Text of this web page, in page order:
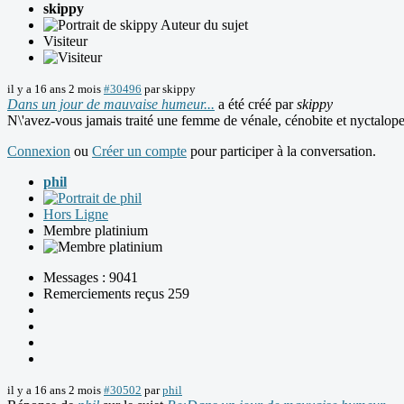
skippy
Auteur du sujet
Visiteur
il y a 16 ans 2 mois #30496 parskippy
Dans un jour de mauvaise humeur... a été créé parskippy
N\'avez-vous jamais traité une femme de vénale, cénobite et
Connexion ou Créer un compte pour participer à la conversation.
phil
Hors Ligne
Membre platinium
Messages : 9041
Remerciements reçus 259
il y a 16 ans 2 mois #30502 parphil